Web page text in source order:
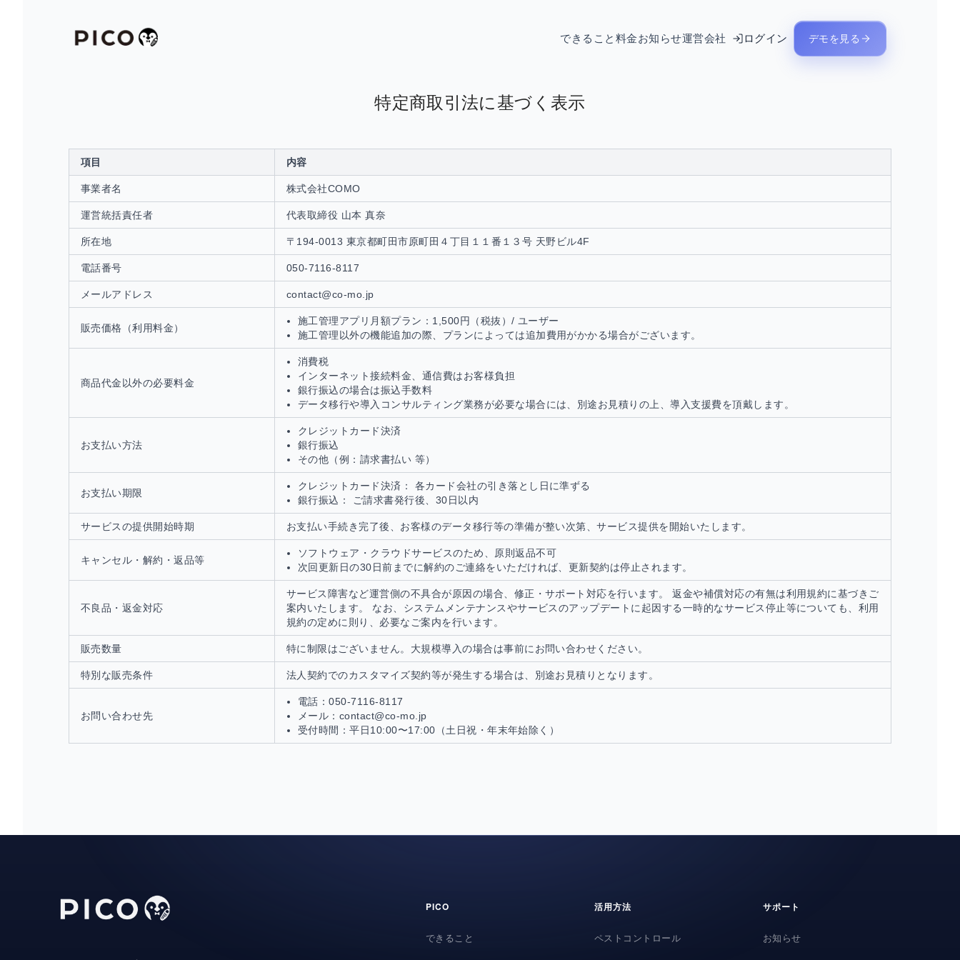
できること 料金お知らせ運営会社 ログイン デモを見る
特定商取引法に基づく表示
項目 内容
事業者名 株式会社COMO
運営統括責任者 代表取締役 山本 真奈
所在地 〒194-0013 東京都町田市原町田４丁目１１番１３号 天野ビル4F
電話番号 050-7116-8117
メールアドレス contact@co-mo.jp
販売価格（利用料金）
施工管理アプリ月額プラン：1,500円（税抜）/ ユーザー
施工管理以外の機能追加の際、プランによっては追加費用がかかる場合がございます。
商品代金以外の必要料金
消費税
インターネット接続料金、通信費はお客様負担
銀行振込の場合は振込手数料
データ移行や導入コンサルティング業務が必要な場合には、別途お見積りの上、導入支援費を頂戴します。
お支払い方法
クレジットカード決済
銀行振込
その他（例：請求書払い 等）
お支払い期限
クレジットカード決済： 各カード会社の引き落とし日に準ずる
銀行振込： ご請求書発行後、30日以内
サービスの提供開始時期 お支払い手続き完了後、お客様のデータ移行等の準備が整い次第、サービス提供を開始いたします。
キャンセル・解約・返品等
ソフトウェア・クラウドサービスのため、原則返品不可
次回更新日の30日前までに解約のご連絡をいただければ、更新契約は停止されます。
不良品・返金対応
サービス障害など運営側の不具合が原因の場合、修正・サポート対応を行います。 返金や補償対応の有無は利用規約に基づきご
案内いたします。 なお、システムメンテナンスやサービスのアップデートに起因する一時的なサービス停止等についても、利用
規約の定めに則り、必要なご案内を行います。
販売数量 特に制限はございません。大規模導入の場合は事前にお問い合わせください。
特別な販売条件 法人契約でのカスタマイズ契約等が発生する場合は、別途お見積りとなります。
お問い合わせ先
電話：050-7116-8117
メール：contact@co-mo.jp
受付時間：平日10:00〜17:00（土日祝・年末年始除く）
PICO
できること
活用方法
ペストコントロール
サポート
お知らせ